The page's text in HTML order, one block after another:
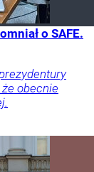
o SAFE.
że obecnie